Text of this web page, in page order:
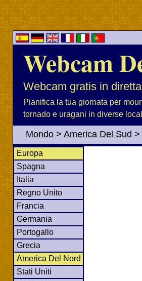
Webcam
Webcam gratis in
Pianifica la tua giornata per
tornado e uragani in diverse
Mondo > America Del Sud >
Europa
Spagna
Italia
Regno Unito
Francia
Germania
Portogallo
Grecia
America Del Nord
Stati Uniti